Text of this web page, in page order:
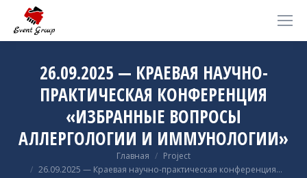
26.09.2025 — КРАЕВАЯ НАУЧНО-
ПРАКТИЧЕСКАЯ КОНФЕРЕНЦИЯ
«ИЗБРАННЫЕ ВОПРОСЫ
АЛЛЕРГОЛОГИИ И ИММУНОЛОГИИ»
Главная
Project
26.09.2025 — Краевая научно-практическая конференция…